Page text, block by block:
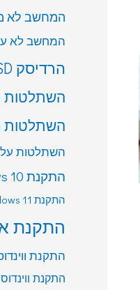
המחשב לא
המחשב לא
הרדיסק SSD
השתלטות
השתלטות
השתלטות
התקנת Windows 10
התקנת Windows 11
התקנת
התקנת
התקנת ווינדוס 10 בעברית